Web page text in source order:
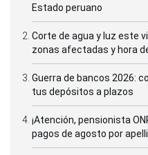
Estado peruano
Corte de agua y luz este
zonas afectadas y hora
Guerra de bancos 2026:
tus depósitos a plazos
¡Atención, pensionista
pagos de agosto por